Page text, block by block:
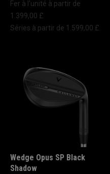
Fer à l'unité à partir de
1.399,00 £
Séries à partir de 1.599,00 £
Wedge Opus SP Black
Shadow